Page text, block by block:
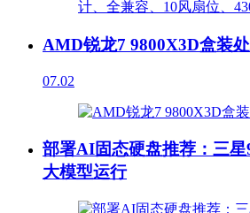
AMD锐龙7 9800X3D盒装
07.02
部署AI固态硬盘推荐：三
大模型运行